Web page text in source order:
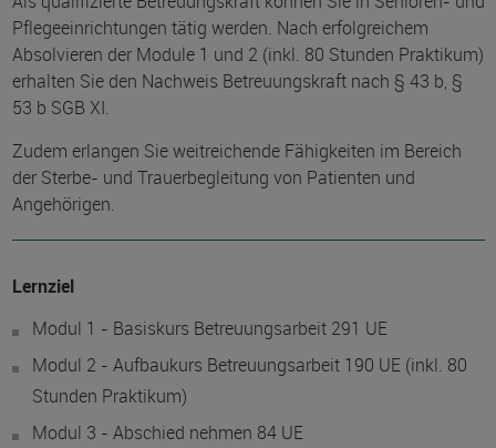
Pflegeeinrichtungen tätig werden. Nach erfolgreichem
Absolvieren der Module 1 und 2 (inkl. 80 Stunden Praktikum)
erhalten Sie den Nachweis Betreuungskraft nach § 43 b, §
53 b SGB XI.
Zudem erlangen Sie weitreichende Fähigkeiten im Bereich
der Sterbe- und Trauerbegleitung von Patienten und
Angehörigen.
Lernziel
Modul 1 - Basiskurs Betreuungsarbeit 291 UE
Modul 2 - Aufbaukurs Betreuungsarbeit 190 UE (inkl. 80
Stunden Praktikum)
Modul 3 - Abschied nehmen 84 UE